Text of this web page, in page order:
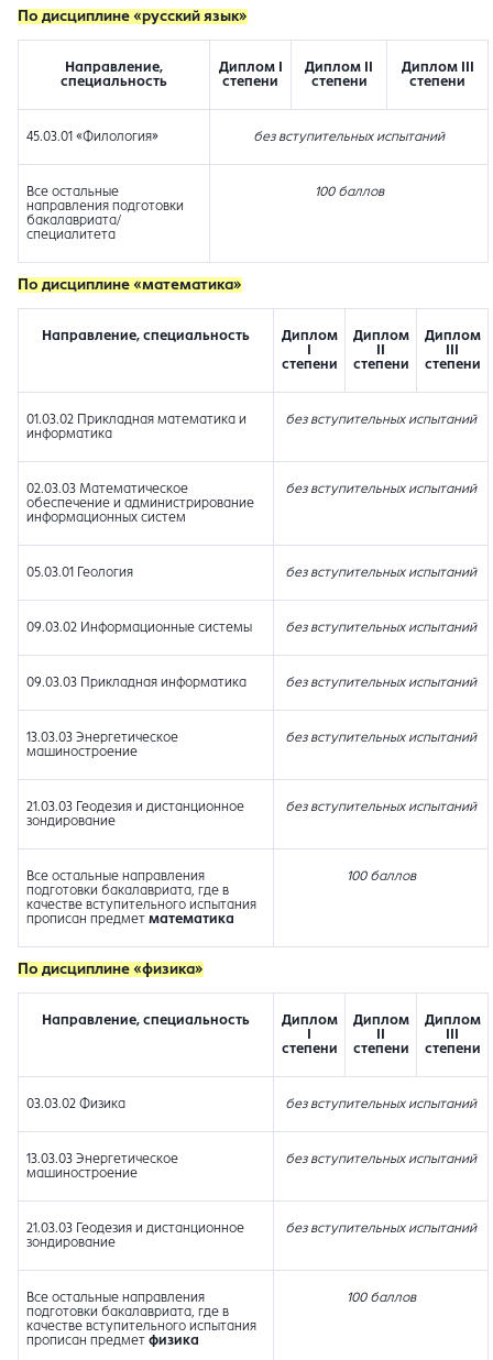
По дисциплине «русский язык»
Направление,
специальность
Диплом I
степени
Диплом II
степени
Диплом III
степени
45.03.01 «Филология» без вступительных испытаний
Все остальные
направления подготовки
бакалавриата/
специалитета
100 баллов
По дисциплине «математика»
Направление, специальность
Диплом
степени
Диплом
степени
Диплом
степени
01.03.02 Прикладная математика и
информатика
без вступительных испытаний
02.03.03 Математическое
обеспечение и администрирование
информационных систем
без вступительных испытаний
05.03.01 Геология без вступительных испытаний
09.03.02 Информационные системы без вступительных испытаний
09.03.03 Прикладная информатика без вступительных испытаний
13.03.03 Энергетическое
машиностроение
без вступительных испытаний
21.03.03 Геодезия и дистанционное
зондирование
без вступительных испытаний
Все остальные направления
подготовки бакалавриата, где в
качестве вступительного испытания
прописан предмет математика
100 баллов
По дисциплине «физика»
Направление, специальность
Диплом
степени
Диплом
степени
Диплом
степени
03.03.02 Физика без вступительных испытаний
13.03.03 Энергетическое
машиностроение
без вступительных испытаний
21.03.03 Геодезия и дистанционное
зондирование
без вступительных испытаний
Все остальные направления
подготовки бакалавриата, где в
качестве вступительного испытания
прописан предмет физика
100 баллов